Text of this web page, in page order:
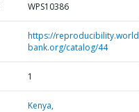
WPS10386
https://reproducibility.world
bank.org/catalog/44
1
Kenya,